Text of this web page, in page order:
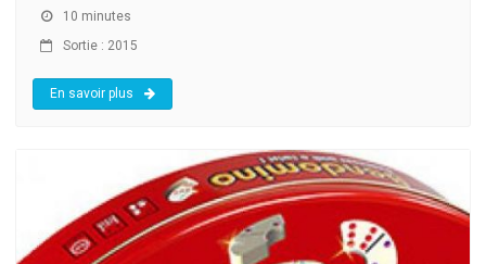
10 minutes
Sortie : 2015
En savoir plus